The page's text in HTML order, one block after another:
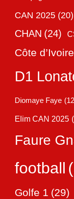
CAN 2025 (20)
CHAN (24)
Côte d’Ivoire
D1
Diomaye Faye
Elim CAN 2025
Faure
football
Golfe 1 (29)